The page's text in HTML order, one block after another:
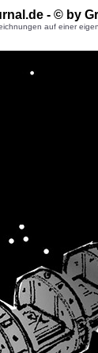
- © by
auf einer